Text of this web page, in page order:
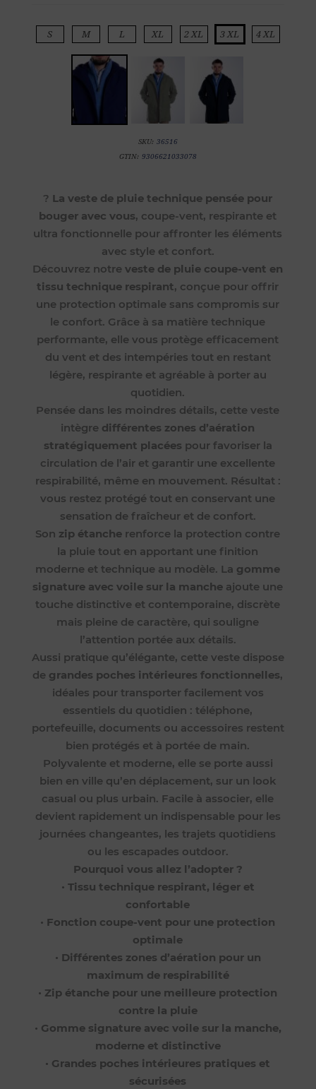
S M L XL 2 XL 3 XL 4 XL
SKU: 36516
GTIN: 9306621033078
? La veste de pluie technique pensée pour
bouger avec vous, coupe-vent, respirante et
ultra fonctionnelle pour affronter les éléments
avec style et confort.
Découvrez notreveste de pluie coupe-vent en
tissu technique respirant, conçue pour offrir
une protection optimale sans compromis sur
le confort. Grâce à sa matière technique
performante, elle vous protège efficacement
du vent et des intempéries tout en restant
légère, respirante et agréable à porter au
quotidien.
Pensée dans les moindres détails, cette veste
intègre différentes zones d’aération
stratégiquement placées pour favoriser la
circulation de l’air et garantir une excellente
respirabilité, même en mouvement. Résultat :
vous restez protégé tout en conservant une
sensation de fraîcheur et de confort.
Son zip étanche renforce la protection contre
la pluie tout en apportant une finition
moderne et technique au modèle. La gomme
signature avec voile sur la manche ajoute une
touche distinctive et contemporaine, discrète
mais pleine de caractère, qui souligne
l’attention portée aux détails.
Aussi pratique qu’élégante, cette veste dispose
de grandes poches intérieures fonctionnelles,
idéales pour transporter facilement vos
essentiels du quotidien : téléphone,
portefeuille, documents ou accessoires restent
bien protégés et à portée de main.
Polyvalente et moderne, elle se porte aussi
bien en ville qu’en déplacement, sur un look
casual ou plus urbain. Facile à associer, elle
devient rapidement un indispensable pour les
journées changeantes, les trajets quotidiens
ou les escapades outdoor.
Pourquoi vous allez l’adopter ?
• Tissu technique respirant, léger et
confortable
• Fonction coupe-vent pour une protection
optimale
• Différentes zones d’aération pour un
maximum de respirabilité
• Zip étanche pour une meilleure protection
contre la pluie
• Gomme signature avec voile sur la manche,
moderne et distinctive
• Grandes poches intérieures pratiques et
sécurisées